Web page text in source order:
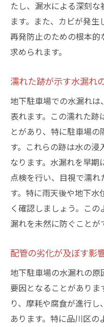
たし、漏水による深刻
ます。また、カビが発生
再発防止のための根本
求められます。
濡れた跡が示す水漏れ
地下駐車場での水漏れ
表れます。この濡れた跡
とがあり、特に駐車場
す。これらの跡は水の浸
なります。水漏れを早
点検を行い、目視で濡
す。特に雨天後や地下
く確認しましょう。こ
漏れを未然に防ぐことが
配管の劣化が及ぼす影
地下駐車場の水漏れの
要因となることがありま
り、摩耗や腐食が進行
あります。特に品川区